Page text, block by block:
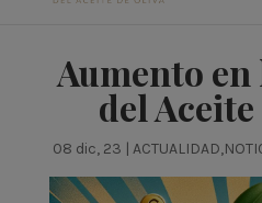
Aumento
del
08 dic, 23 | ACTUALIDAD,